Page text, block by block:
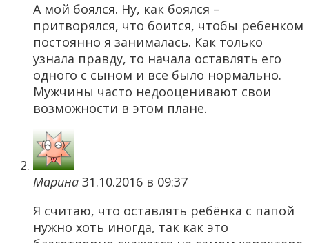
А мой боялся. Ну, как боялся –
притворялся, что боится, чтобы ребенком
постоянно я занималась. Как только
узнала правду, то начала оставлять его
одного с сыном и все было нормально.
Мужчины часто недооценивают свои
возможности в этом плане.
Марина 31.10.2016 в 09:37
Я считаю, что оставлять ребёнка с папой
нужно хоть иногда, так как это